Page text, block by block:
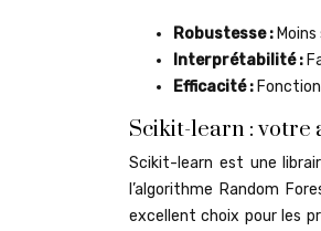
Robustesse :
Interprétabilité :
Efficacité :
Scikit-learn :
Scikit-learn est une
l’algorithme Random
excellent choix pour les